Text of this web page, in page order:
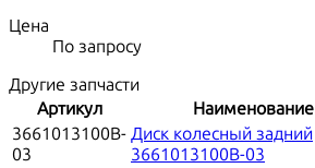
Цена
По запросу
Другие запчасти
Артикул
Наименование
3661013100B-
03
Диск колесный задний
3661013100B-03